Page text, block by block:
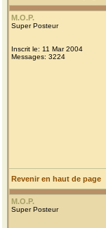
M.O.P.
Super Posteur
Inscrit le: 11 Mar 2004
Messages: 3224
Revenir en haut de page
M.O.P.
Super Posteur